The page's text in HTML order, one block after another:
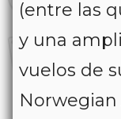
(entre las
y una
vuelos de
Norwegian